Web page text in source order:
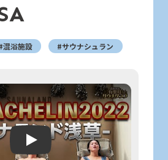
混浴施設 #サウナシュラン
Play: Keynote (Google I/O '18)